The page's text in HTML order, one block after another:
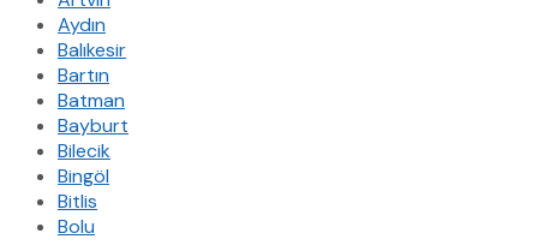
Aydın
Balıkesir
Bartın
Batman
Bayburt
Bilecik
Bingöl
Bitlis
Bolu